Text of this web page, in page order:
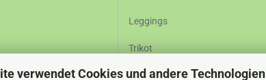
verwendet Cookies und andere Technologien
Leggings
Trikot